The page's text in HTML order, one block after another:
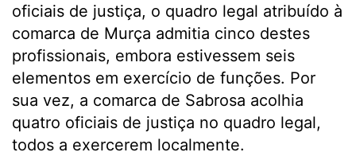
oficiais de justiça, o quadro legal atribuído à
comarca de Murça admitia cinco destes
profissionais, embora estivessem seis
elementos em exercício de funções. Por
sua vez, a comarca de Sabrosa acolhia
quatro oficiais de justiça no quadro legal,
todos a exercerem localmente.